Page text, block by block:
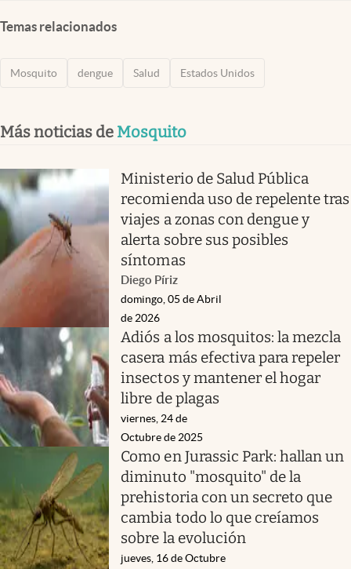
Temas relacionados
Mosquito dengue Salud Estados Unidos
Más noticias de Mosquito
Ministerio de Salud Pública
recomienda uso de repelente tras
viajes a zonas con dengue y
alerta sobre sus posibles
síntomas
Diego Píriz
domingo, 05 de Abril
de 2026
Adiós a los mosquitos: la mezcla
casera más efectiva para repeler
insectos y mantener el hogar
libre de plagas
viernes, 24 de
Octubre de 2025
Como en Jurassic Park: hallan un
diminuto "mosquito" de la
prehistoria con un secreto que
cambia todo lo que creíamos
sobre la evolución
jueves, 16 de Octubre